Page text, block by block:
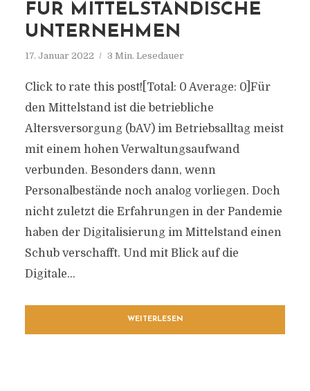
FÜR MITTELSTÄNDISCHE
UNTERNEHMEN
17. Januar 2022 3 Min. Lesedauer
Click to rate this post![Total: 0 Average: 0]Für
den Mittelstand ist die betriebliche
Altersversorgung (bAV) im Betriebsalltag meist
mit einem hohen Verwaltungsaufwand
verbunden. Besonders dann, wenn
Personalbestände noch analog vorliegen. Doch
nicht zuletzt die Erfahrungen in der Pandemie
haben der Digitalisierung im Mittelstand einen
Schub verschafft. Und mit Blick auf die
Digitale...
WEITERLESEN